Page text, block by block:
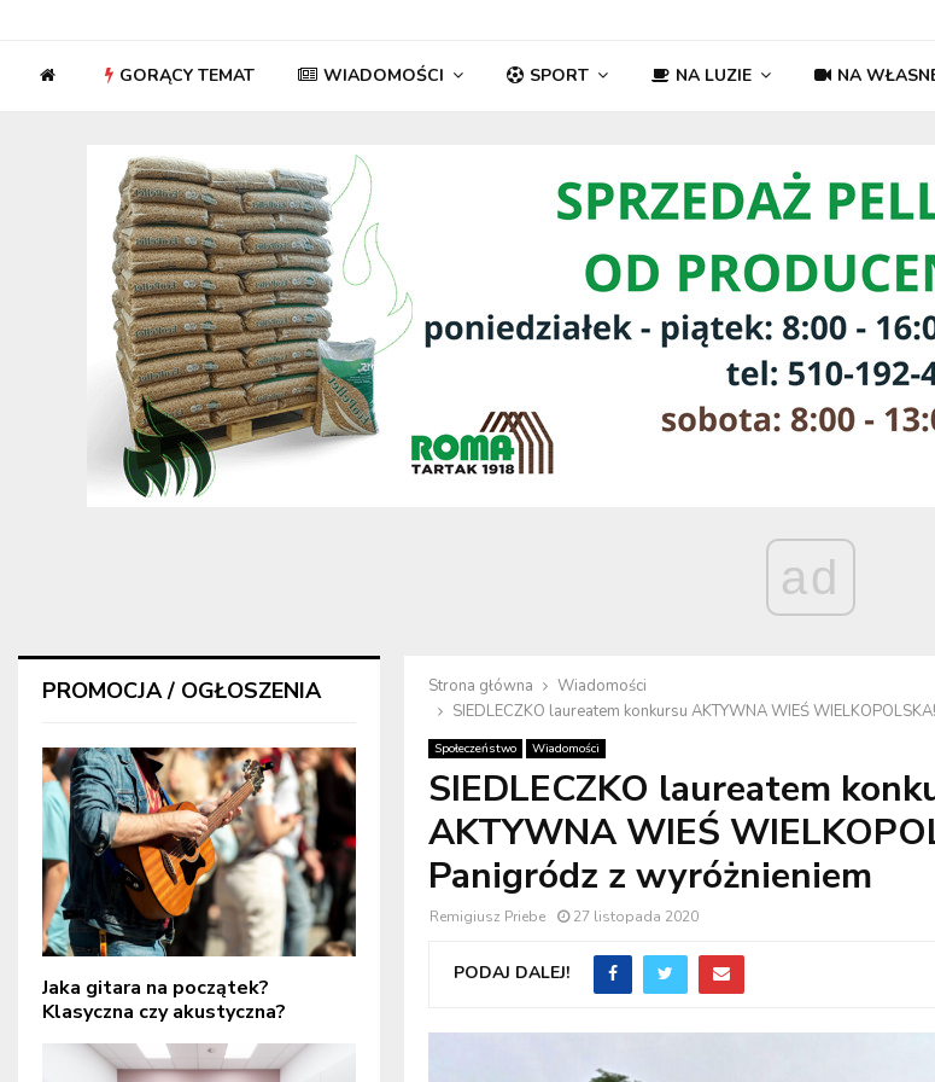
GORĄCY TEMAT WIADOMOŚCI SPORT NA LUZIE NA
ad
Strona główna
Wiadomości
SIEDLECZKO laureatem konkursu AKTYWNA WIEŚ
Społeczeństwo Wiadomości
SIEDLECZKO laureatem
AKTYWNA WIEŚ
Panigródz z wyróżnieniem
Remigiusz Priebe 27 listopada 2020
PODAJ DALEJ!
PROMOCJA / OGŁOSZENIA
Jaka gitara na początek?
Klasyczna czy akustyczna?